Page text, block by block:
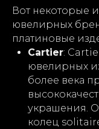
Вот некоторые
ювелирных
платиновые
Cartier:
ювелирных
более века
украшения.
колец